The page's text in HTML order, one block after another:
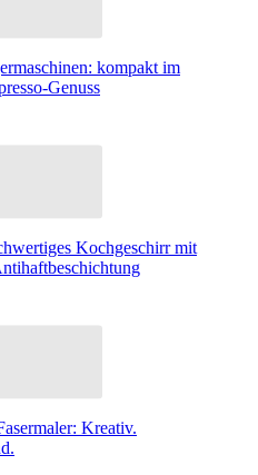
kompakt im
Genuss
Kochgeschirr mit
Kreativ.